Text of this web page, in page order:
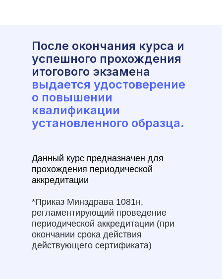
После окончания курса и
успешного прохождения
итогового экзамена
выдается удостоверение
о повышении
квалификации
установленного образца.
Данный курс предназначен для
прохождения периодической
аккредитации
*Приказ Минздрава 1081н,
регламентирующий проведение
периодической аккредитации (при
окончании срока действия
действующего сертификата)